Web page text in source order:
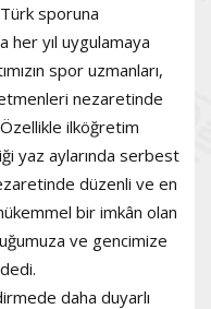
sporuna
her yıl uygulamaya
spor uzmanları,
nezaretinde
ilköğretim
yaz aylarında serbest
düzenli ve en
bir imkân olan
ve gencimize
daha duyarlı